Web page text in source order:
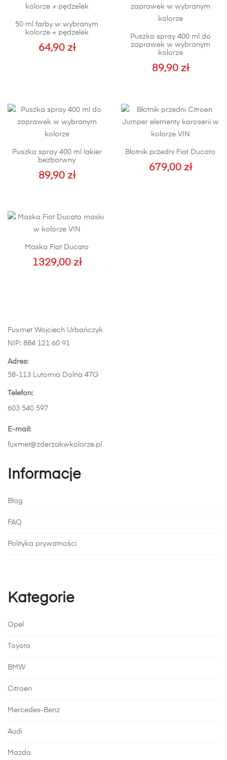
50 ml farby w wybranym
kolorze + pędzelek
64,90 zł
Puszka spray 400 ml do
zaprawek w wybranym
kolorze
89,90 zł
Puszka spray 400 ml lakier
bezbarwny
89,90 zł
Błotnik przedni Fiat Ducato
679,00 zł
Maska Fiat Ducato
1329,00 zł
Fuxmet Wojciech Urbańczyk
NIP: 884 121 60 91
Adres:
58-113 Lutomia Dolna 47G
Telefon:
603 540 597
E-mail:
fuxmet@zderzakwkolorze.pl
Informacje
Blog
FAQ
Polityka prywatności
Kategorie
Opel
Toyota
BMW
Citroen
Mercedes-Benz
Audi
Mazda